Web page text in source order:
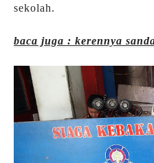
sekolah.
baca juga : kerennya